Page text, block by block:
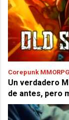
Corepunk MMORPG
Un verdadero
de antes, pero